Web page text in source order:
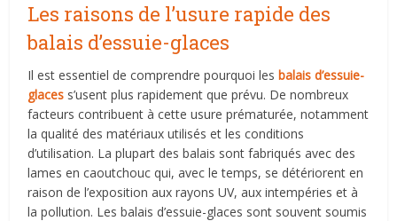
Les raisons de l’usure rapide des
balais d’essuie-glaces
Il est essentiel de comprendre pourquoi lesbalais d’essuie-
glaces s’usent plus rapidement que prévu. De nombreux
facteurs contribuent à cette usure prématurée, notamment
la qualité des matériaux utilisés et les conditions
d’utilisation. La plupart des balais sont fabriqués avec des
lames en caoutchouc qui, avec le temps, se détériorent en
raison de l’exposition aux rayons UV, aux intempéries et à
la pollution. Les balais d’essuie-glaces sont souvent soumis